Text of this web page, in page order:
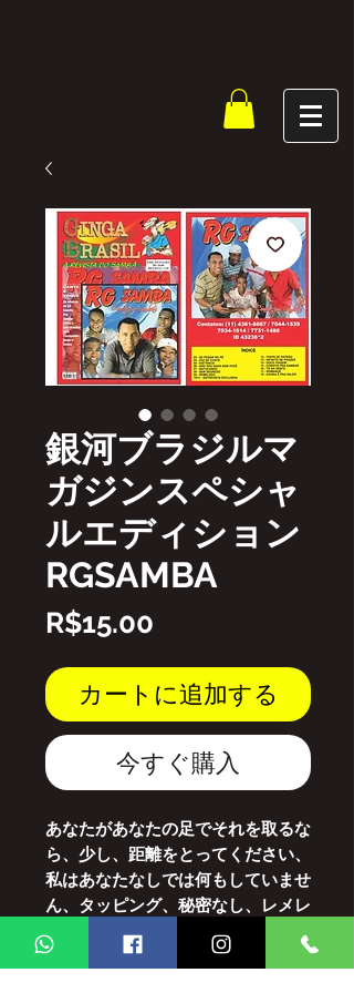
銀河ブラジルマ
ガジンスペシャ
ルエディション
RGSAMBA
R$15.00
カートに追加する
今すぐ購入
あなたがあなたの足でそれを取るな
ら、少し、距離をとってください、
私はあなたなしでは何もしていませ
ん、タッピング、秘密なし、レメレ
ックス、パトラオのパーティー、喜
びの無限大、甘い旅、サンバーへの